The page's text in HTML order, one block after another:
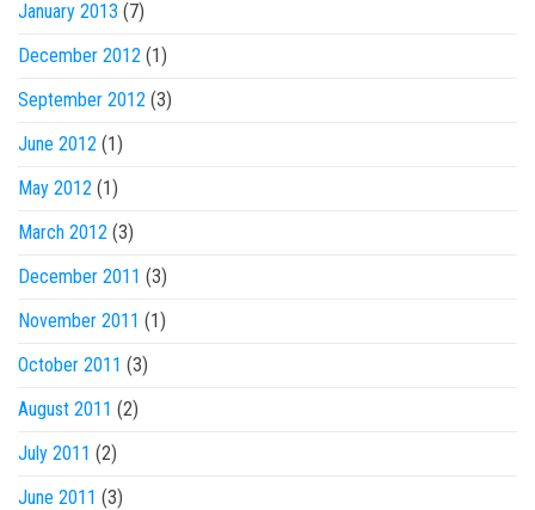
January 2013 (7)
December 2012 (1)
September 2012 (3)
June 2012 (1)
May 2012 (1)
March 2012 (3)
December 2011 (3)
November 2011 (1)
October 2011 (3)
August 2011 (2)
July 2011 (2)
June 2011 (3)